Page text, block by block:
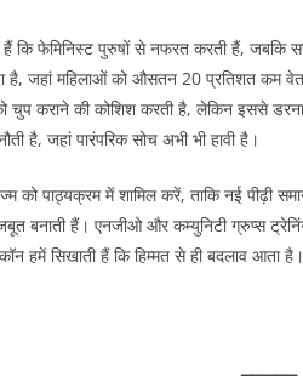
कि फेमिनिस्ट पुरुषों से नफरत करती हैं, जबकि
है, जहां महिलाओं को औसतन 20 प्रतिशत कम
चुप कराने की कोशिश करती है, लेकिन इससे
है, जहां पारंपरिक सोच अभी भी हावी है।​
को पाठ्यक्रम में शामिल करें, ताकि नई पीढ़ी
हैं। एनजीओ और कम्युनिटी ग्रुप्स ट्रेनिंग
हमें सिखाती हैं कि हिम्मत से ही बदलाव आता है।​